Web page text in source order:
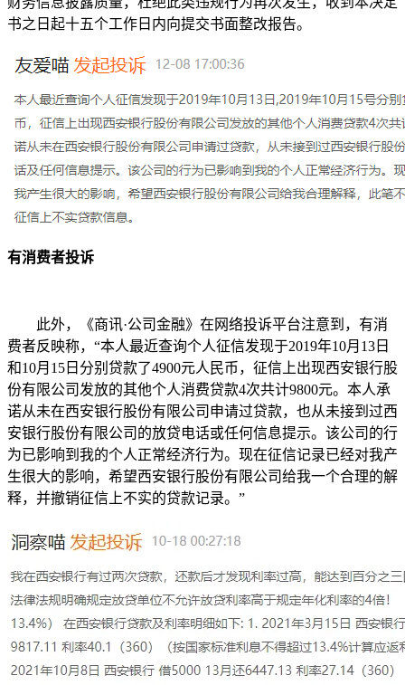
书之日起十五个工作日内向提交书面整改报告。
有消费者投诉
此外，《商讯·公司金融》在网络投诉平台注意到，有消
费者反映称，“本人最近查询个人征信发现于2019年10月13日
和10月15日分别贷款了4900元人民币，征信上出现西安银行股
份有限公司发放的其他个人消费贷款4次共计9800元。本人承
诺从未在西安银行股份有限公司申请过贷款，也从未接到过西
安银行股份有限公司的放贷电话或任何信息提示。该公司的行
为已影响到我的个人正常经济行为。现在征信记录已经对我产
生很大的影响，希望西安银行股份有限公司给我一个合理的解
释，并撤销征信上不实的贷款记录。”